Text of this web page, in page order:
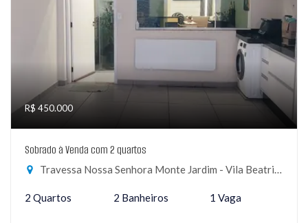
R$ 450.000
Sobrado à Venda com 2 quartos
Travessa Nossa Senhora Monte Jardim - Vila Beatriz, São Paulo-SP
2 Quartos 2 Banheiros 1 Vaga